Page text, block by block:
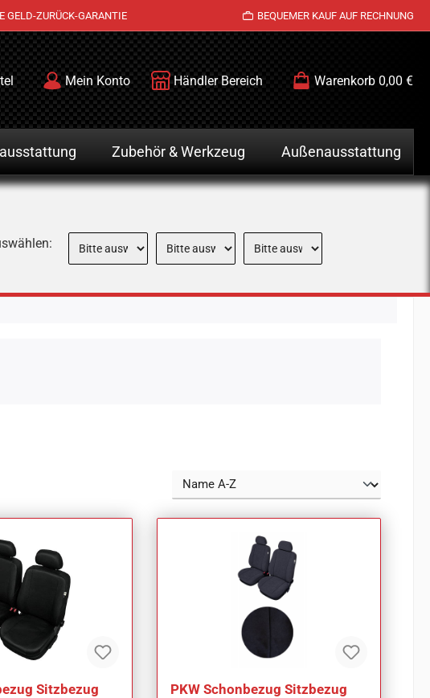
GELD-ZURÜCK-GARANTIE BEQUEMER KAUF AUF RECHNUNG
Mein Konto Händler Bereich Warenkorb 0,00 €
Zubehör & Werkzeug Außenausstattung
Sitzbezug
PKW Schonbezug Sitzbezug